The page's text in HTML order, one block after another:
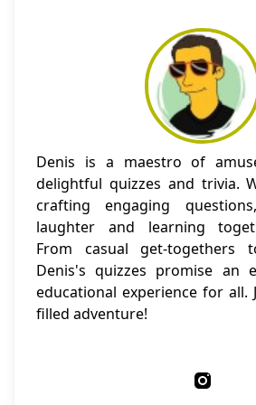
Denis is a maestro of
delightful quizzes and trivia.
crafting engaging
laughter and learning
From casual get-togethers
Denis's quizzes promise an
educational experience for all.
filled adventure!